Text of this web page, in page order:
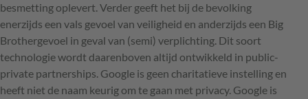
besmetting oplevert. Verder geeft het bij de bevolking
enerzijds een vals gevoel van veiligheid en anderzijds een Big
Brothergevoel in geval van (semi) verplichting. Dit soort
technologie wordt daarenboven altijd ontwikkeld in public-
private partnerships. Google is geen charitatieve instelling en
heeft niet de naam keurig om te gaan met privacy. Google is